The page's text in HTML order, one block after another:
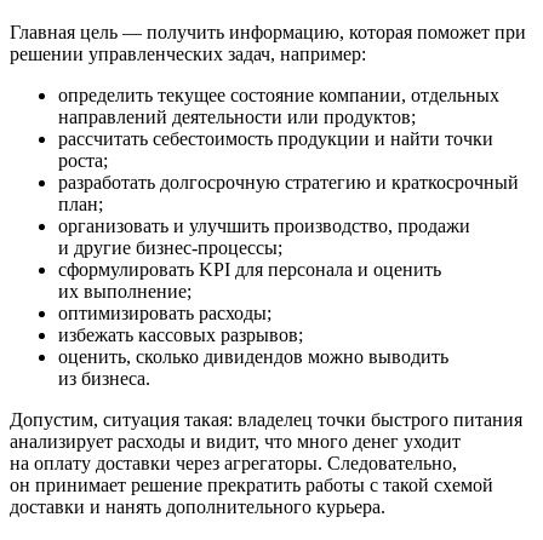
Главная цель — получить информацию, которая поможет при
решении управленческих задач, например:
определить текущее состояние компании, отдельных
направлений деятельности или продуктов;
рассчитать себестоимость продукции и найти точки
роста;
разработать долгосрочную стратегию и краткосрочный
план;
организовать и улучшить производство, продажи
и другие бизнес-процессы;
сформулировать KPI для персонала и оценить
их выполнение;
оптимизировать расходы;
избежать кассовых разрывов;
оценить, сколько дивидендов можно выводить
из бизнеса.
Допустим, ситуация такая: владелец точки быстрого питания
анализирует расходы и видит, что много денег уходит
на оплату доставки через агрегаторы. Следовательно,
он принимает решение прекратить работы с такой схемой
доставки и нанять дополнительного курьера.